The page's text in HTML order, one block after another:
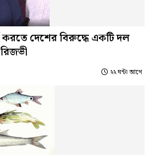
করতে দেশের বিরুদ্ধে একটি দল
২২ ঘন্টা আগে